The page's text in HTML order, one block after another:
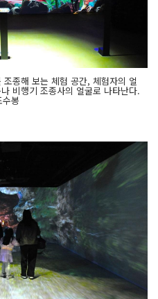
종해 보는 체험 공간, 체험자의 얼
비행기 조종사의 얼굴로 나타난다.
봉